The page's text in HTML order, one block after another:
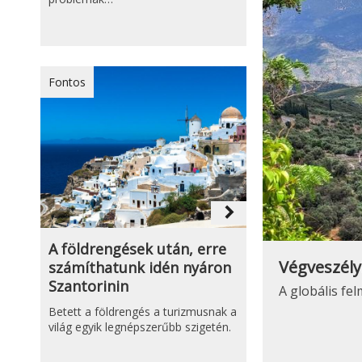
Fontos
navigate_next
A földrengések után, erre
számíthatunk idén nyáron
Szantorinin
Betett a földrengés a turizmusnak a
világ egyik legnépszerűbb szigetén.
A globális